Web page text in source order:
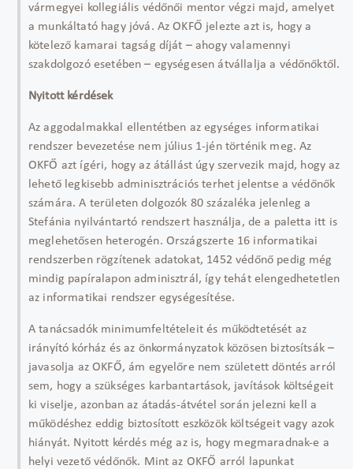
vármegyei kollegiális védőnői mentor végzi majd, amelyet
a munkáltató hagy jóvá. Az OKFŐ jelezte azt is, hogy a
kötelező kamarai tagság díját – ahogy valamennyi
szakdolgozó esetében – egységesen átvállalja a védőnőktől.
Nyitott kérdések
Az aggodalmakkal ellentétben az egységes informatikai
rendszer bevezetése nem július 1-jén történik meg. Az
OKFŐ azt ígéri, hogy az átállást úgy szervezik majd, hogy az
lehető legkisebb adminisztrációs terhet jelentse a védőnők
számára. A területen dolgozók 80 százaléka jelenleg a
Stefánia nyilvántartó rendszert használja, de a paletta itt is
meglehetősen heterogén. Országszerte 16 informatikai
rendszerben rögzítenek adatokat, 1452 védőnő pedig még
mindig papíralapon adminisztrál, így tehát elengedhetetlen
az informatikai rendszer egységesítése.
A tanácsadók minimumfeltételeit és működtetését az
irányító kórház és az önkormányzatok közösen biztosítsák –
javasolja az OKFŐ, ám egyelőre nem született döntés arról
sem, hogy a szükséges karbantartások, javítások költségeit
ki viselje, azonban az átadás-átvétel során jelezni kell a
működéshez eddig biztosított eszközök költségeit vagy azok
hiányát. Nyitott kérdés még az is, hogy megmaradnak-e a
helyi vezető védőnők. Mint az OKFŐ arról lapunkat